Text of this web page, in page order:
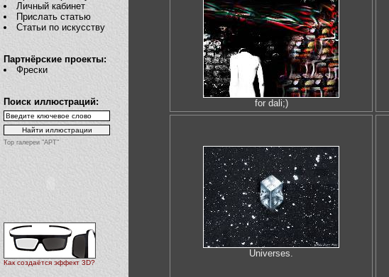
Личный кабинет
Прислать статью
Статьи по искусству
Партнёрские проекты:
Фрески
Поиск иллюстраций:
Top галереи "АРТ"
Как создаётся эффект 3D?
for dali;)
Universes.